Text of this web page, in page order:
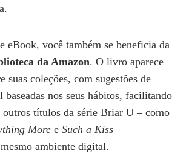
eBook, você também se beneficia da
da Amazon. O livro aparece
suas coleções, com sugestões de
nos seus hábitos, facilitando
outros títulos da série Briar U – como
More e Such a Kiss –
ambiente digital.